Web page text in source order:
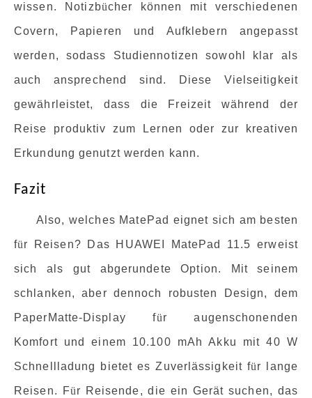
wissen. Notizbücher können mit verschiedenen
Covern, Papieren und Aufklebern angepasst
werden, sodass Studiennotizen sowohl klar als
auch ansprechend sind. Diese Vielseitigkeit
gewährleistet, dass die Freizeit während der
Reise produktiv zum Lernen oder zur kreativen
Erkundung genutzt werden kann.
Fazit
Also, welches MatePad eignet sich am besten
für Reisen? Das HUAWEI MatePad 11.5 erweist
sich als gut abgerundete Option. Mit seinem
schlanken, aber dennoch robusten Design, dem
PaperMatte-Display für augenschonenden
Komfort und einem 10.100 mAh Akku mit 40 W
Schnellladung bietet es Zuverlässigkeit für lange
Reisen. Für Reisende, die ein Gerät suchen, das